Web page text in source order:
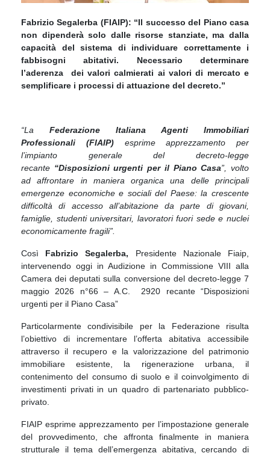
Fabrizio Segalerba (FIAIP): “Il successo del Piano casa
non dipenderà solo dalle risorse stanziate, ma dalla
capacità del sistema di individuare correttamente i
fabbisogni abitativi. Necessario determinare
l’aderenza dei valori calmierati ai valori di mercato e
semplificare i processi di attuazione del decreto.”
“La Federazione Italiana Agenti Immobiliari
Professionali (FIAIP)esprime apprezzamento per
l’impianto generale del decreto-legge
recante “Disposizioni urgenti per il Piano Casa”, volto
ad affrontare in maniera organica una delle principali
emergenze economiche e sociali del Paese: la crescente
difficoltà di accesso all’abitazione da parte di giovani,
famiglie, studenti universitari, lavoratori fuori sede e nuclei
economicamente fragili”.
Così Fabrizio Segalerba, Presidente Nazionale Fiaip,
intervenendo oggi in Audizione in Commissione VIII alla
Camera dei deputati sulla conversione del decreto-legge 7
maggio 2026 n°66 – A.C. 2920 recante “Disposizioni
urgenti per il Piano Casa”
Particolarmente condivisibile per la Federazione risulta
l’obiettivo di incrementare l’offerta abitativa accessibile
attraverso il recupero e la valorizzazione del patrimonio
immobiliare esistente, la rigenerazione urbana, il
contenimento del consumo di suolo e il coinvolgimento di
investimenti privati in un quadro di partenariato pubblico-
privato.
FIAIP esprime apprezzamento per l’impostazione generale
del provvedimento, che affronta finalmente in maniera
strutturale il tema dell’emergenza abitativa, cercando di